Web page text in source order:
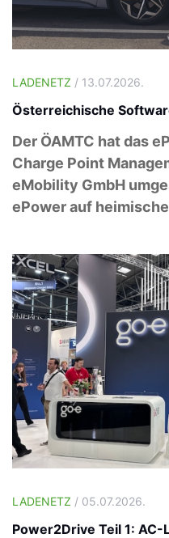
LADENETZ / 13.07.2026.
Österreichische
Der ÖAMTC hat das
Charge Point
eMobility GmbH
ePower auf
LADENETZ / 05.07.2026.
Power2Drive Teil 1: AC-